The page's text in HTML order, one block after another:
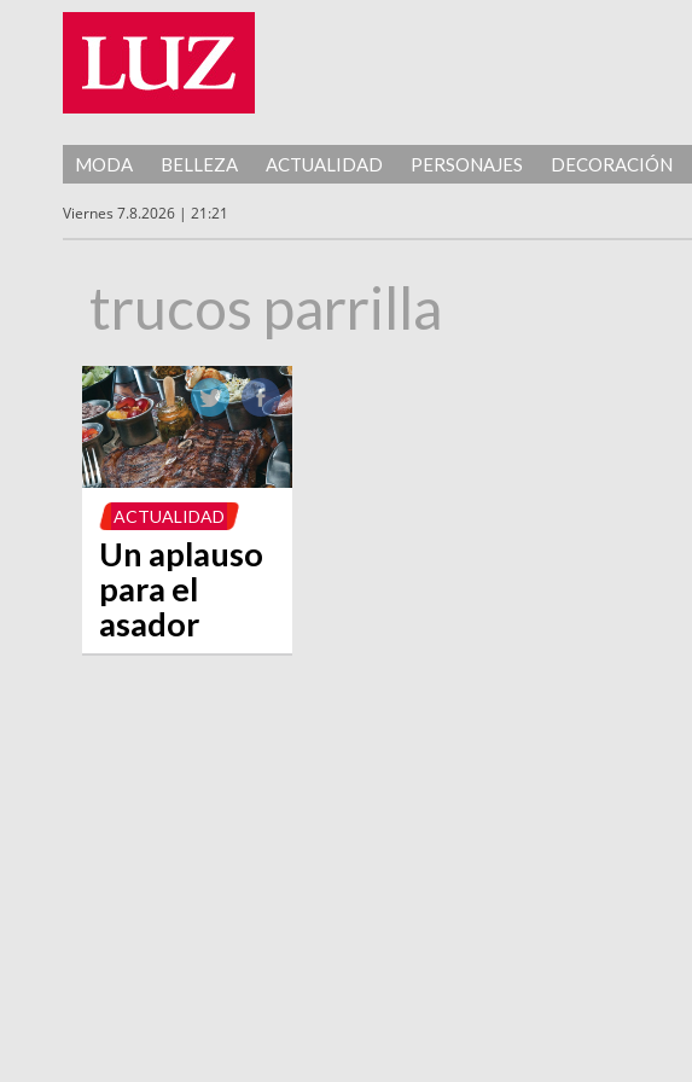
MODA BELLEZA ACTUALIDAD PERSONAJES DECORACIÓN
Viernes 7.8.2026 | 21:21
trucos parrilla
ACTUALIDAD
Un aplauso
para el
asador